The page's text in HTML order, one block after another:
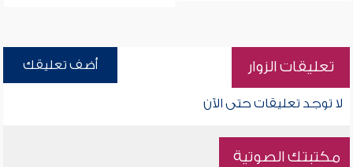
تعليقات الزوار أضف تعليقك
لا توجد تعليقات حتى الآن
مكتبتك الصوتية